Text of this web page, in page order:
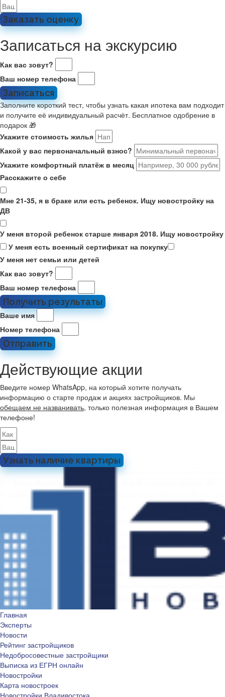
Заказать оценку
Записаться на экскурсию
Как вас зовут?
Ваш номер телефона
Записаться
Заполните короткий тест, чтобы узнать какая ипотека вам подходит
и получите её индивидуальный расчёт. Бесплатное одобрение в
подарок 🎁
Укажите стоимость жилья
Какой у вас первоначальный взнос?
Укажите комфортный платёж в месяц
Расскажите о себе
Мне 21-35, я в браке или есть ребенок. Ищу новостройку на
ДВ
У меня второй ребенок старше января 2018. Ищу новостройку
У меня есть военный сертификат на покупку
У меня нет семьи или детей
Как вас зовут?
Ваш номер телефона
Получить результаты
Ваше имя
Номер телефона
Отправить
Действующие акции
Введите номер WhatsApp, на который хотите получать
информацию о старте продаж и акциях застройщиков. Мы
обещаем не названивать, только полезная информация в Вашем
телефоне!
Узнать наличие квартиры
Главная
Эксперты
Новости
Рейтинг застройщиков
Недобросовестные застройщики
Выписка из ЕГРН онлайн
Новостройки
Карта новостроек